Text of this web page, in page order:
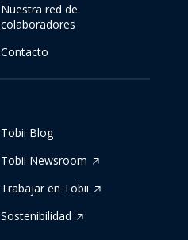
Nuestra red de
colaboradores
Contacto
Tobii Blog
Tobii Newsroom
Trabajar en Tobii
Sostenibilidad